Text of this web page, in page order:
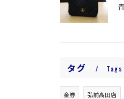
タグ Tags
金券 弘前高田店